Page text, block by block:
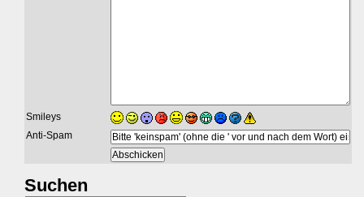
Smileys
Anti-Spam
Suchen